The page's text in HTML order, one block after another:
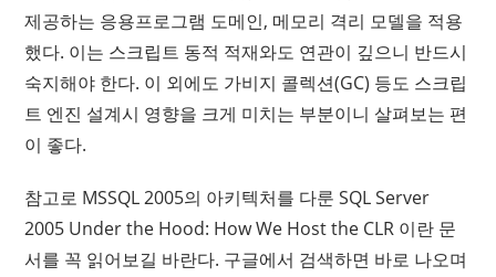
제공하는 응용프로그램 도메인, 메모리 격리 모델을 적용
했다. 이는 스크립트 동적 적재와도 연관이 깊으니 반드시
숙지해야 한다. 이 외에도 가비지 콜렉션(GC) 등도 스크립
트 엔진 설계시 영향을 크게 미치는 부분이니 살펴보는 편
이 좋다.
참고로 MSSQL 2005의 아키텍처를 다룬 SQL Server
2005 Under the Hood: How We Host the CLR 이란 문
서를 꼭 읽어보길 바란다. 구글에서 검색하면 바로 나오며